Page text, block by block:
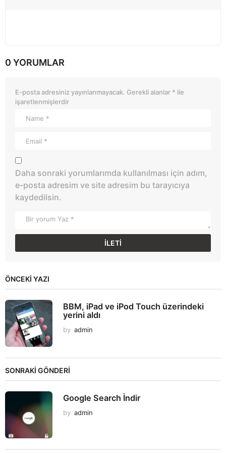
0 YORUMLAR
E-posta adresiniz yayınlanmayacak. Gerekli alanlar * ile
işaretlenmişlerdir
Daha sonraki yorumlarımda kullanılması için adım,
e-posta adresim ve site adresim bu tarayıcıya
kaydedilsin.
ÖNCEKI YAZI
BBM, iPad ve iPod Touch üzerindeki
yerini aldı
by admin
SONRAKİ GÖNDERİ
Google Search İndir
by admin